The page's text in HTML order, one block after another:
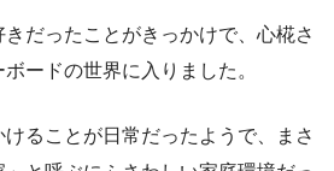
だったことがきっかけで、心椛さ
ードの世界に入りました。
ることが日常だったようで、まさ